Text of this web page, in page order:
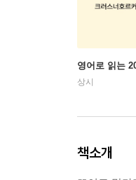
영어로 읽는
상시
책소개